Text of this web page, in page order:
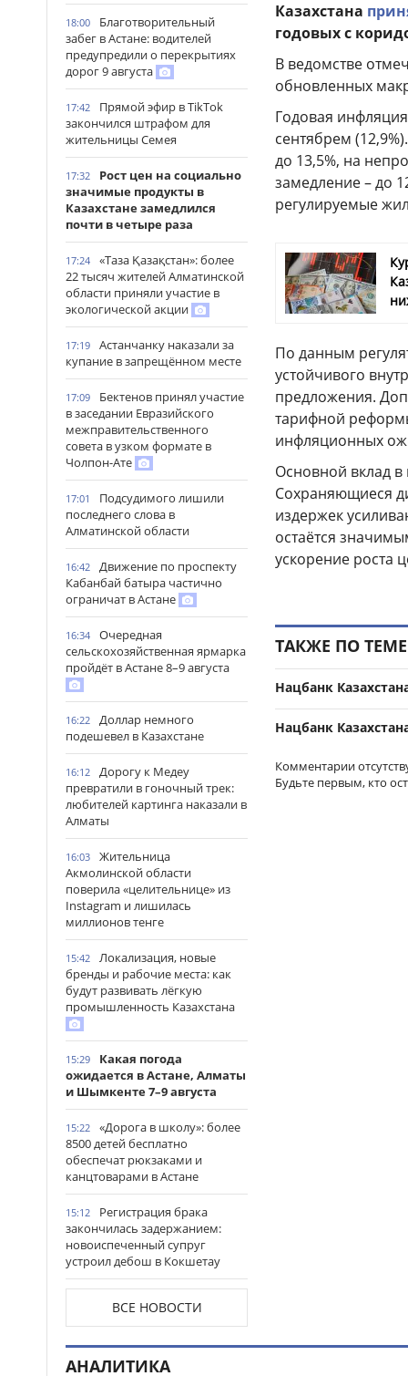
18:00
Благотворительный
забег в Астане: водителей
предупредили о перекрытиях
дорог 9 августа
17:42
Прямой эфир в TikTok
закончился штрафом для
жительницы Семея
17:32
Рост цен на социально
значимые продукты в
Казахстане замедлился
почти в четыре раза
17:24
«Таза Қазақстан»: более
22 тысяч жителей Алматинской
области приняли участие в
экологической акции
17:19
Астанчанку наказали за
купание в запрещённом месте
17:09
Бектенов принял участие
в заседании Евразийского
межправительственного
совета в узком формате в
Чолпон-Ате
17:01
Подсудимого лишили
последнего слова в
Алматинской области
16:42
Движение по проспекту
Кабанбай батыра частично
ограничат в Астане
16:34
Очередная
сельскохозяйственная ярмарка
пройдёт в Астане 8–9 августа
16:22
Доллар немного
подешевел в Казахстане
16:12
Дорогу к Медеу
превратили в гоночный трек:
любителей картинга наказали в
Алматы
16:03
Жительница
Акмолинской области
поверила «целительнице» из
Instagram и лишилась
миллионов тенге
15:42
Локализация, новые
бренды и рабочие места: как
будут развивать лёгкую
промышленность Казахстана
15:29
Какая погода
ожидается в Астане, Алматы
и Шымкенте 7–9 августа
15:22
«Дорога в школу»: более
8500 детей бесплатно
обеспечат рюкзаками и
канцтоварами в Астане
15:12
Регистрация брака
закончилась задержанием:
новоиспеченный супруг
устроил дебош в Кокшетау
Сауран началась реставрация
исторических памятников
14:53
Выезд на встречную
ВСЕ НОВОСТИ
Казахстана
годовых с
В ведомстве
обновленных
Годовая
сентябрем
до 13,5%, на
замедление – до
регулируемые
По данным
устойчивого
предложения.
тарифной
инфляционных
Основной вклад
Сохраняющиеся
издержек
остаётся
ускорение роста
ТАКЖЕ ПО ТЕМЕ
Нацбанк
Нацбанк
Комментарии
Будьте первым, кто
АНАЛИТИКА